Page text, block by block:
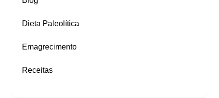
Dieta Paleolítica
Emagrecimento
Receitas